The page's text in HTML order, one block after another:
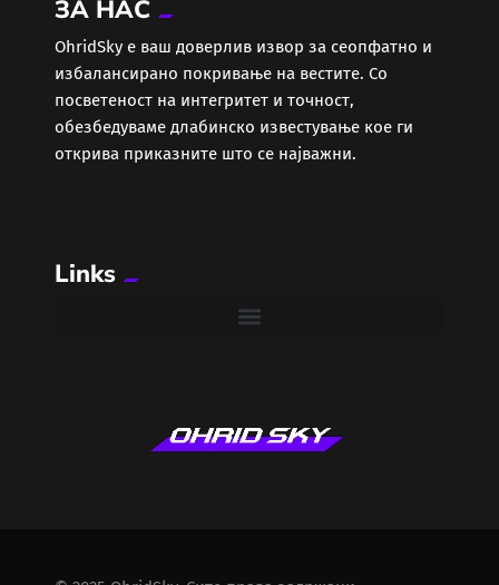
ЗА НАС
ОhridSky е ваш доверлив извор за сеопфатно и
избалансирано покривање на вестите. Со
посветеност на интегритет и точност,
обезбедуваме длабинско известување кое ги
открива приказните што се најважни.
Links